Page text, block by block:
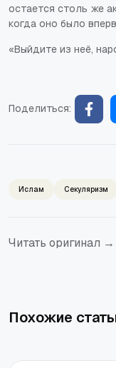
остается столь же
когда оно было
«Выйдите из неё,
Поделиться:
Ислам Секуляризм
Читать оригинал →
Похожие